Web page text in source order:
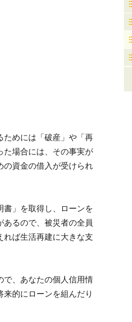
ためには「破産」や「再
た場合には、その事実が
の資金の借入が受けられ
書」を取得し、ローンを
るので、被災者の全員
れば生活再建に大きな支
で、あなたの個人信用情
的にローンを組んだり